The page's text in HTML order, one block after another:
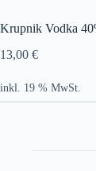
Krupnik Vodka
13,00 €
inkl. 19 % MwSt.